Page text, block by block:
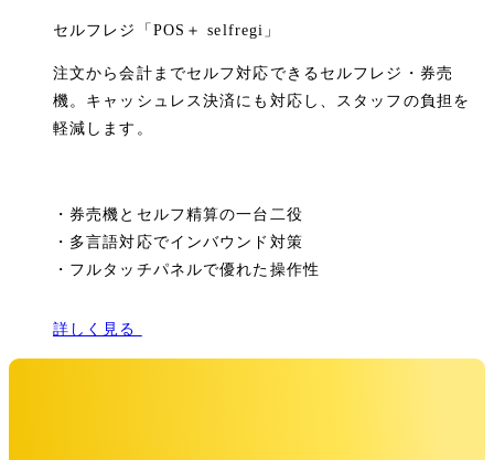
セルフレジ「POS＋ selfregi」
注文から会計までセルフ対応できるセルフレジ・券売
機。キャッシュレス決済にも対応し、スタッフの負担を
軽減します。
・ 券売機とセルフ精算の一台二役
・ 多言語対応でインバウンド対策
・ フルタッチパネルで優れた操作性
詳しく見る